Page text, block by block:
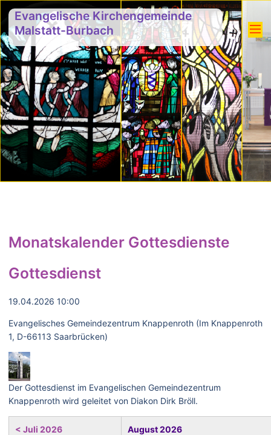
Evangelische Kirchengemeinde
Malstatt-Burbach
Monatskalender Gottesdienste
Gottesdienst
19.04.2026 10:00
Evangelisches Gemeindezentrum Knappenroth (Im Knappenroth
1, D-66113 Saarbrücken)
Der Gottesdienst im Evangelischen Gemeindezentrum
Knappenroth wird geleitet von Diakon Dirk Bröll.
< Juli 2026 August 2026